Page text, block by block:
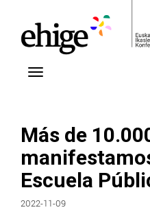
Más de
Escuela
2022-11-09